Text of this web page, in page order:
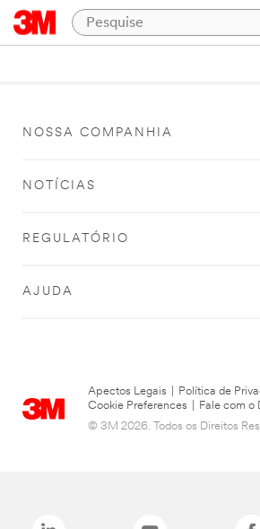
NOSSA COMPANHIA
NOTÍCIAS
REGULATÓRIO
AJUDA
Apectos Legais Política de
Cookie Preferences
Fale com o
© 3M 2026. Todos os Direitos